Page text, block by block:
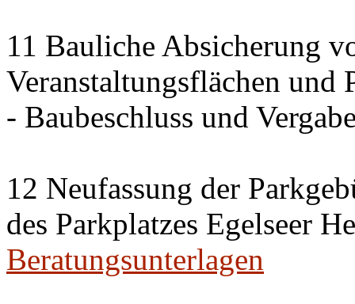
11 Bauliche Absicherung
Veranstaltungsflächen und
- Baubeschluss und
12 Neufassung der
des Parkplatzes Egelseer
Beratungsunterlagen